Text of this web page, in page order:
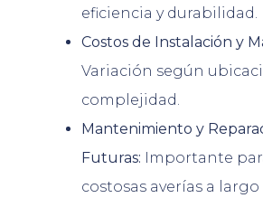
eficiencia y durabilidad.
Costos de Instalación y
Variación según
complejidad.
Mantenimiento y
Futuras: Importante
costosas averías a largo